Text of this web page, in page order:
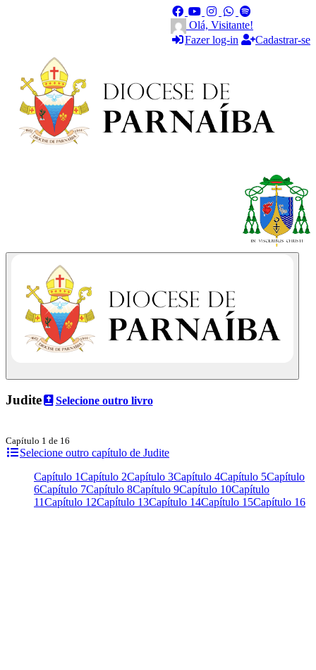
Olá, Visitante!
Fazer log-in
Cadastrar-se
Judite Selecione outro livro
Capítulo 1 de 16
Selecione outro capítulo de Judite
Capítulo 1Capítulo 2Capítulo 3Capítulo 4Capítulo 5Capítulo
6Capítulo 7Capítulo 8Capítulo 9Capítulo 10Capítulo
11Capítulo 12Capítulo 13Capítulo 14Capítulo 15Capítulo 16